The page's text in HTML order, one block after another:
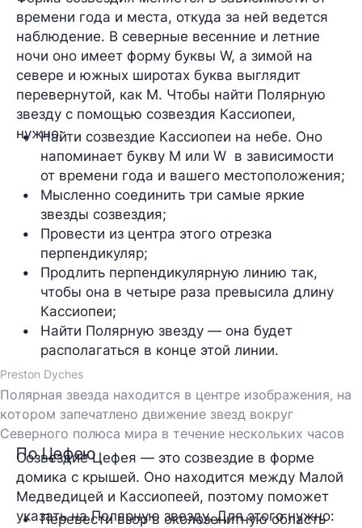
времени года и места, откуда за ней ведется
наблюдение. В северные весенние и летние
ночи оно имеет форму буквы W, а зимой на
севере и южных широтах буква выглядит
перевернутой, как M. Чтобы найти Полярную
звезду с помощью созвездия Кассиопеи,
нужно:Найти созвездие Кассиопеи на небе. Оно
напоминает букву М или W  в зависимости
от времени года и вашего местоположения;
Мысленно соединить три самые яркие
звезды созвездия;
Провести из центра этого отрезка
перпендикуляр;
Продлить перпендикулярную линию так,
чтобы она в четыре раза превысила длину
Кассиопеи;
Найти Полярную звезду — она будет
располагаться в конце этой линии.
Preston Dyches
Полярная звезда находится в центре изображения, на
котором запечатлено движение звезд вокруг
Северного полюса мира в течение нескольких часов
По Цефею
Созвездие Цефея — это созвездие в форме
домика с крышей. Оно находится между Малой
Медведицей и Кассиопеей, поэтому поможет
указать на Полярную звезду. Для этого нужно:
Перевести взор в околозенитную область